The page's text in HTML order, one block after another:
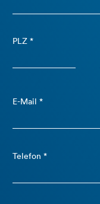
PLZ *
E-Mail *
Telefon *